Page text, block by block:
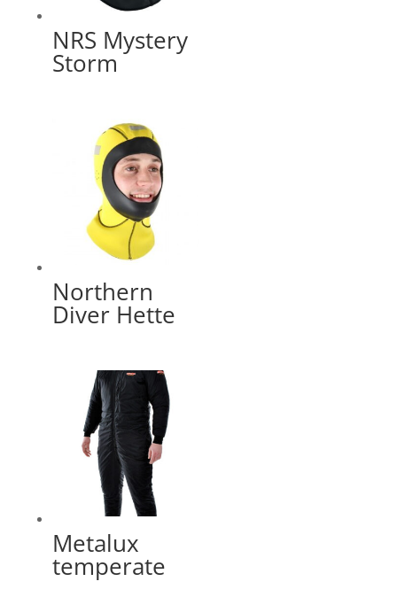
NRS Mystery
Storm
Northern
Diver Hette
Metalux
temperate